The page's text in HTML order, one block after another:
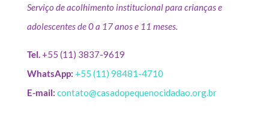
Serviço de acolhimento institucional para crianças e
adolescentes de 0 a 17 anos e 11 meses.
Tel. +55 (11) 3837-9619
WhatsApp: +55 (11) 98481-4710
E-mail: contato@casadopequenocidadao.org.br